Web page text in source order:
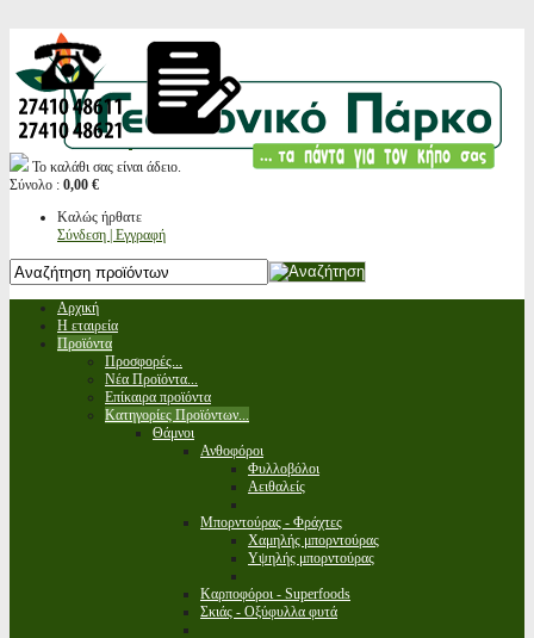
Το καλάθι σας είναι άδειο.
Σύνολο : 0,00 €
Καλώς ήρθατε
Σύνδεση | Εγγραφή
Αρχική
Η εταιρεία
Προϊόντα
Προσφορές...
Νέα Προϊόντα...
Επίκαιρα προϊόντα
Κατηγορίες Προϊόντων...
Θάμνοι
Ανθοφόροι
Φυλλοβόλοι
Αειθαλείς
Μπορντούρας - Φράχτες
Χαμηλής μπορντούρας
Υψηλής μπορντούρας
Καρποφόροι - Superfoods
Σκιάς - Οξύφυλλα φυτά